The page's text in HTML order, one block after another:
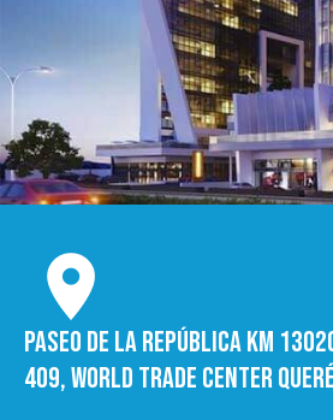
Paseo de la República Km
409, World trade Center